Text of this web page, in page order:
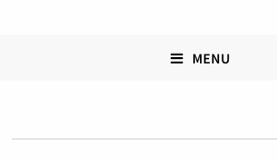
MENU